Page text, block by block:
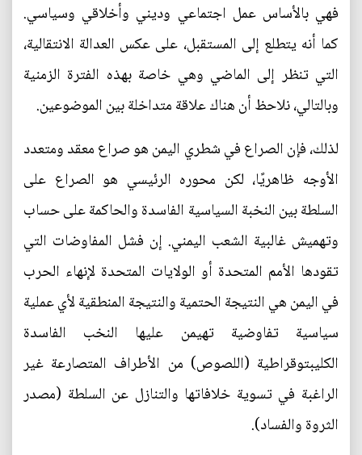
فهي بالأساس عمل اجتماعي وديني وأخلاقي وسياسي.
كما أنه يتطلع إلى المستقبل، على عكس العدالة الانتقالية،
التي تنظر إلى الماضي وهي خاصة بهذه الفترة الزمنية
وبالتالي، نلاحظ أن هناك علاقة متداخلة بين الموضوعين.
لذلك، فإن الصراع في شطري اليمن هو صراع معقد ومتعدد
الأوجه ظاهريًا، لكن محوره الرئيسي هو الصراع على
السلطة بين النخبة السياسية الفاسدة والحاكمة على حساب
وتهميش غالبية الشعب اليمني. إن فشل المفاوضات التي
تقودها الأمم المتحدة أو الولايات المتحدة لإنهاء الحرب
في اليمن هي النتيجة الحتمية والنتيجة المنطقية لأي عملية
سياسية تفاوضية تهيمن عليها النخب الفاسدة
الكليبتوقراطية (اللصوص) من الأطراف المتصارعة غير
الراغبة في تسوية خلافاتها والتنازل عن السلطة (مصدر
الثروة والفساد).